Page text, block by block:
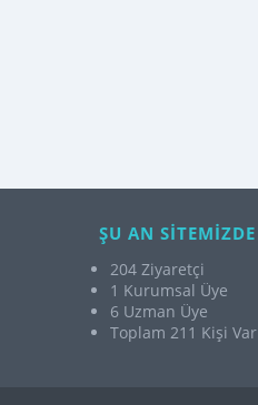
ŞU AN SİTEMİZDE
204 Ziyaretçi
1 Kurumsal Üye
6 Uzman Üye
Toplam 211 Kişi Var